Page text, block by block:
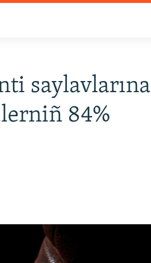
saylavlarına
84%